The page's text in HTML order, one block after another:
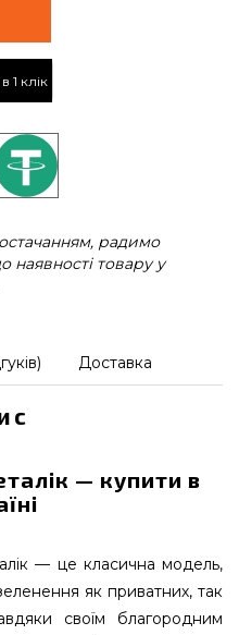
1 клік
радимо
наявності товару у
Доставка
— купити в
— це класична модель,
як приватних, так
своїм благородним